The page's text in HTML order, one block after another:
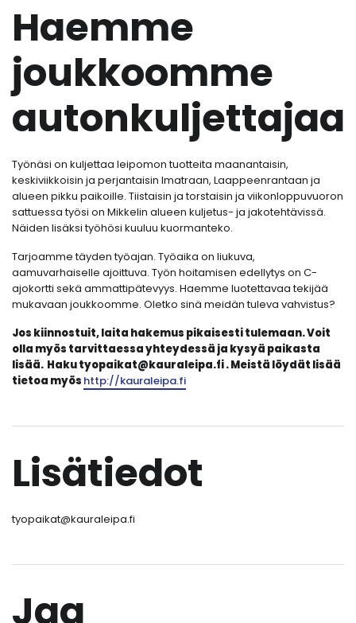
Haemme
joukkoomme
autonkuljettajaa
Työnäsi on kuljettaa leipomon tuotteita maanantaisin,
keskiviikkoisin ja perjantaisin Imatraan, Laappeenrantaan ja
alueen pikku paikoille. Tiistaisin ja torstaisin ja viikonloppuvuoron
sattuessa työsi on Mikkelin alueen kuljetus- ja jakotehtävissä.
Näiden lisäksi työhösi kuuluu kuormanteko.
Tarjoamme täyden työajan. Työaika on liukuva,
aamuvarhaiselle ajoittuva. Työn hoitamisen edellytys on C-
ajokortti sekä ammattipätevyys. Haemme luotettavaa tekijää
mukavaan joukkoomme. Oletko sinä meidän tuleva vahvistus?
Jos kiinnostuit, laita hakemus pikaisesti tulemaan. Voit
olla myös tarvittaessa yhteydessä ja kysyä paikasta
lisää. Haku tyopaikat@kauraleipa.fi . Meistä löydät lisää
tietoa myös http://kauraleipa.fi
Lisätiedot
tyopaikat@kauraleipa.fi
Jaa